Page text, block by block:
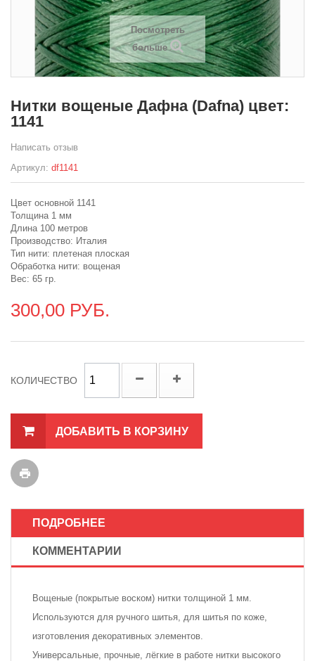
Посмотреть
больше
Нитки вощеные Дафна (Dafna) цвет:
1141
Написать отзыв
Артикул: df1141
Цвет основной 1141
Толщина 1 мм
Длина 100 метров
Производство: Италия
Тип нити: плетеная плоская
Обработка нити: вощеная
Вес: 65 гр.
300,00 РУБ.
КОЛИЧЕСТВО
ДОБАВИТЬ В КОРЗИНУ
ПОДРОБНЕЕ
КОММЕНТАРИИ
Вощеные (покрытые воском) нитки толщиной 1 мм.
Используются для ручного шитья, для шитья по коже,
изготовления декоративных элементов.
Универсальные, прочные, лёгкие в работе нитки высокого